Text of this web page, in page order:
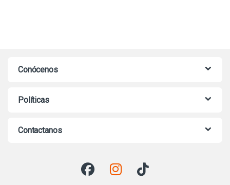
Conócenos
Políticas
Contactanos